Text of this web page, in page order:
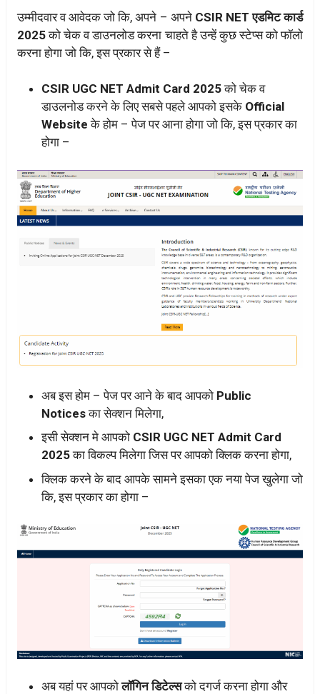
उम्मीदवार व आवेदक जो कि, अपने – अपने CSIR NET एडमिट कार्ड
2025को चेक व डाउनलोड करना चाहते है उन्हें कुछ स्टेप्स को फॉलो
करना होगा जो कि, इस प्रकार से हैं –
CSIR UGC NET Admit Card 2025को चेक व
डाउलनोड करने के लिए सबसे पहले आपको इसके Official
Website के होम – पेज पर आना होगा जो कि, इस प्रकार का
होगा –
अब इस होम – पेज पर आने के बाद आपको Public
Noticesका सेक्शन मिलेगा,
इसी सेक्शन मे आपको CSIR UGC NET Admit Card
2025 का विकल्प मिलेगा जिस पर आपको क्लिक करना होगा,
क्लिक करने के बाद आपके सामने इसका एक नया पेज खुलेगा जो
कि, इस प्रकार का होगा –
अब यहां पर आपकोलॉगिन डिटेल्सको दगर्ज करना होगा और